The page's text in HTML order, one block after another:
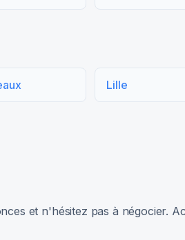
Lille
et n'hésitez pas à négocier.